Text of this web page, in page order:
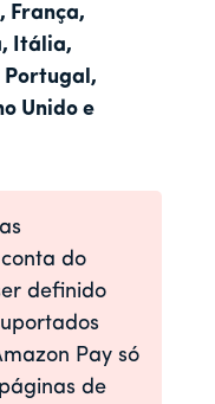
França,
Itália,
Portugal,
Unido e
do
definido
Pay só
de